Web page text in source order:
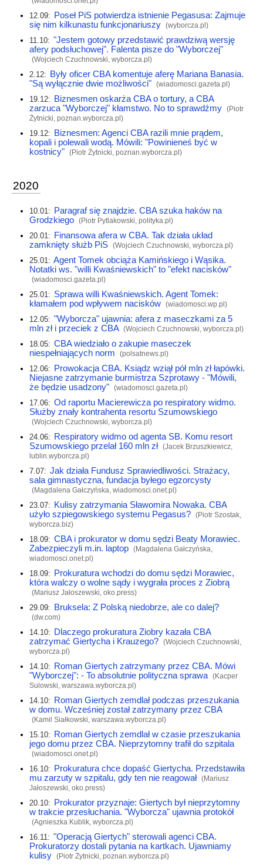
12.09: Poseł PiS potwierdza istnienie Pegasusa: Zajmuje
się nim kilkunastu funkcjonariuszy (wyborcza.pl)
11.10: "Jestem gotowy przedstawić prawdziwą wersję
afery podsłuchowej". Falenta pisze do "Wyborczej"
(Wojciech Czuchnowski, wyborcza.pl)
2.12: Były oficer CBA komentuje aferę Mariana Banasia.
"Są wyłącznie dwie możliwości" (wiadomosci.gazeta.pl)
19.12: Biznesmen oskarża CBA o tortury, a CBA
zarzuca "Wyborczej" kłamstwo. No to sprawdźmy (Piotr
Żytnicki, poznan.wyborcza.pl)
19.12: Biznesmen: Agenci CBA razili mnie prądem,
kopali i polewali wodą. Mówili: "Powinieneś być w
kostnicy" (Piotr Żytnicki, poznan.wyborcza.pl)
2020
10.01: Paragraf się znajdzie. CBA szuka haków na
Grodzkiego (Piotr Pytlakowski, polityka.pl)
20.01: Finansowa afera w CBA. Tak działa układ
zamknięty służb PiS (Wojciech Czuchnowski, wyborcza.pl)
25.01: Agent Tomek obciąża Kamińskiego i Wąsika.
Notatki ws. "willi Kwaśniewskich" to "efekt nacisków"
(wiadomosci.gazeta.pl)
25.01: Sprawa willi Kwaśniewskich. Agent Tomek:
kłamałem pod wpływem nacisków (wiadomosci.wp.pl)
12.05: "Wyborcza" ujawnia: afera z maseczkami za 5
mln zł i przeciek z CBA (Wojciech Czuchnowski, wyborcza.pl)
18.05: CBA wiedziało o zakupie maseczek
niespełniających norm
(polsatnews.pl)
12.06: Prowokacja CBA. Ksiądz wziął pół mln zł łapówki.
Niejasne zatrzymanie burmistrza Szprotawy - "Mówili,
że będzie usadzony" (wiadomosci.gazeta.pl)
17.06: Od raportu Macierewicza po respiratory widmo.
Służby znały kontrahenta resortu Szumowskiego
(Wojciech Czuchnowski, wyborcza.pl)
24.06: Respiratory widmo od agenta SB. Komu resort
Szumowskiego przelał 160 mln zł (Jacek Brzuszkiewicz,
lublin.wyborcza.pl)
7.07: Jak działa Fundusz Sprawiedliwości. Strażacy,
sala gimnastyczna, fundacja byłego egzorcysty
(Magdalena Gałczyńska, wiadomosci.onet.pl)
23.07: Kulisy zatrzymania Sławomira Nowaka. CBA
użyło szpiegowskiego systemu Pegasus? (Piotr Szostak,
wyborcza.biz)
18.09: CBA i prokurator w domu sędzi Beaty Morawiec.
Zabezpieczyli m.in. laptop (Magdalena Gałczyńska,
wiadomosci.onet.pl)
18.09: Prokuratura wchodzi do domu sędzi Morawiec,
która walczy o wolne sądy i wygrała proces z Ziobrą
(Mariusz Jałoszewski, oko.press)
29.09: Bruksela: Z Polską niedobrze, ale co dalej?
(dw.com)
14.10: Dlaczego prokuratura Ziobry kazała CBA
zatrzymać Giertycha i Krauzego? (Wojciech Czuchnowski,
wyborcza.pl)
14.10: Roman Giertych zatrzymany przez CBA. Mówi
"Wyborczej": - To absolutnie polityczna sprawa (Kacper
Sulowski, warszawa.wyborcza.pl)
14.10: Roman Giertych zemdlał podczas przeszukania
w domu. Wcześniej został zatrzymany przez CBA
(Kamil Siałkowski, warszawa.wyborcza.pl)
15.10: Roman Giertych zemdlał w czasie przeszukania
jego domu przez CBA. Nieprzytomny trafił do szpitala
(wiadomosci.onet.pl)
16.10: Prokuratura chce dopaść Giertycha. Przedstawiła
mu zarzuty w szpitalu, gdy ten nie reagował (Mariusz
Jałoszewski, oko.press)
20.10: Prokurator przyznaje: Giertych był nieprzytomny
w trakcie przesłuchania. "Wyborcza" ujawnia protokół
(Agnieszka Kublik, wyborcza.pl)
16.11: "Operacją Giertych" sterowali agenci CBA.
Prokuratorzy dostali pytania na kartkach. Ujawniamy
kulisy (Piotr Żytnicki, poznan.wyborcza.pl)